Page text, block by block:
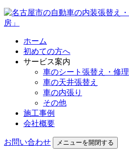
ホーム
初めての方へ
サービス案内
車のシート張替え・修理
車の天井張替え
車の内張り
その他
施工事例
会社概要
お問い合わせ メニューを開閉する